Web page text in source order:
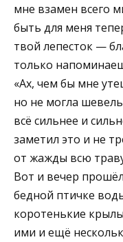
мне взамен всего
быть для меня
твой лепесток —
только
«Ах, чем бы мне
но не могла
всё сильнее и
заметил это и не
от жажды всю
Вот и вечер
бедной птичке
коротенькие
ими и ещё